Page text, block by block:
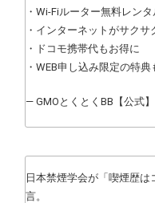
・Wi-Fiルーター無料レンタ
・インターネットがサクサ
・ドコモ携帯代もお得に
・WEB申し込み限定の特典
— GMOとくとくBB【公式】
日本禁煙学会が「喫煙歴
言。